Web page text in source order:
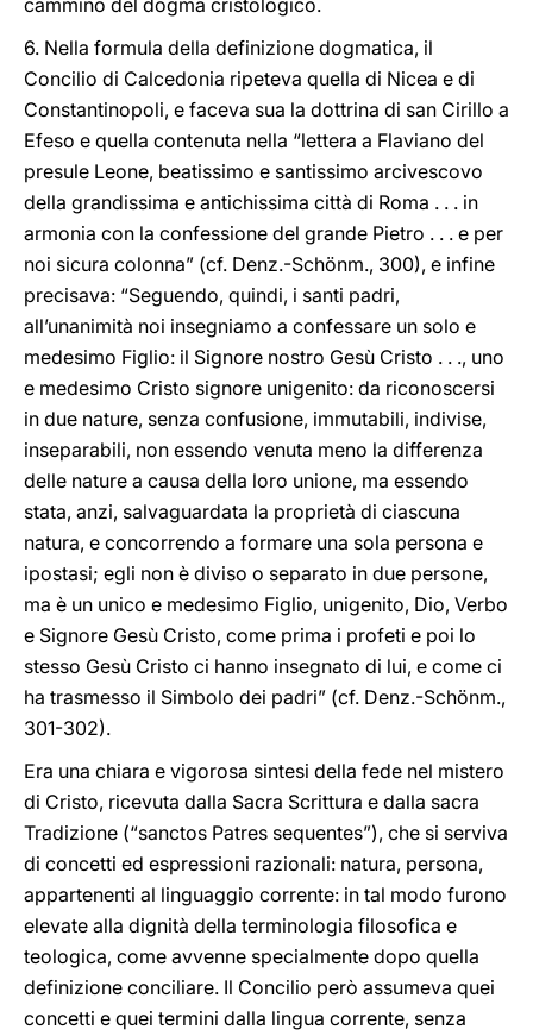
cammino del dogma cristologico.
6. Nella formula della definizione dogmatica, il
Concilio di Calcedonia ripeteva quella di Nicea e di
Constantinopoli, e faceva sua la dottrina di san Cirillo a
Efeso e quella contenuta nella “lettera a Flaviano del
presule Leone, beatissimo e santissimo arcivescovo
della grandissima e antichissima città di Roma . . . in
armonia con la confessione del grande Pietro . . . e per
noi sicura colonna” (cf. Denz.-Schönm., 300), e infine
precisava: “Seguendo, quindi, i santi padri,
all’unanimità noi insegniamo a confessare un solo e
medesimo Figlio: il Signore nostro Gesù Cristo . . ., uno
e medesimo Cristo signore unigenito: da riconoscersi
in due nature, senza confusione, immutabili, indivise,
inseparabili, non essendo venuta meno la differenza
delle nature a causa della loro unione, ma essendo
stata, anzi, salvaguardata la proprietà di ciascuna
natura, e concorrendo a formare una sola persona e
ipostasi; egli non è diviso o separato in due persone,
ma è un unico e medesimo Figlio, unigenito, Dio, Verbo
e Signore Gesù Cristo, come prima i profeti e poi lo
stesso Gesù Cristo ci hanno insegnato di lui, e come ci
ha trasmesso il Simbolo dei padri” (cf. Denz.-Schönm.,
301-302).
Era una chiara e vigorosa sintesi della fede nel mistero
di Cristo, ricevuta dalla Sacra Scrittura e dalla sacra
Tradizione (“sanctos Patres sequentes”), che si serviva
di concetti ed espressioni razionali: natura, persona,
appartenenti al linguaggio corrente: in tal modo furono
elevate alla dignità della terminologia filosofica e
teologica, come avvenne specialmente dopo quella
definizione conciliare. Il Concilio però assumeva quei
concetti e quei termini dalla lingua corrente, senza